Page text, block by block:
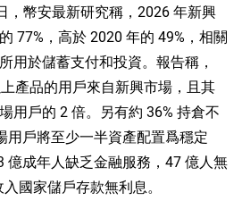
，幣安最新研究稱，2026 年新興
77%，高於 2020 年的 49%，相關
用於儲蓄支付和投資。報告稱，
產品的用戶來自新興市場，且其
用戶的 2 倍。另有約 36% 持倉不
用戶將至少一半資產配置爲穩定
億成年人缺乏金融服務，47 億人無
國家儲戶存款無利息。